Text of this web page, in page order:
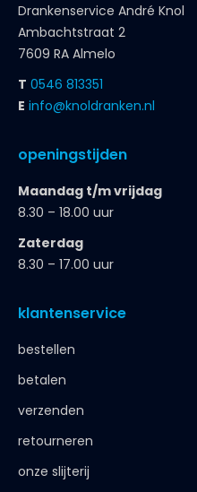
Drankenservice André Knol
Ambachtstraat 2
7609 RA Almelo
T 0546 813351
E info@knoldranken.nl
openingstijden
Maandag t/m vrijdag
8.30 – 18.00 uur
Zaterdag
8.30 – 17.00 uur
klantenservice
bestellen
betalen
verzenden
retourneren
onze slijterij